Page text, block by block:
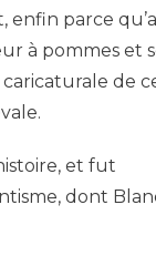
enfin parce
à pommes et
de
et fut
dont